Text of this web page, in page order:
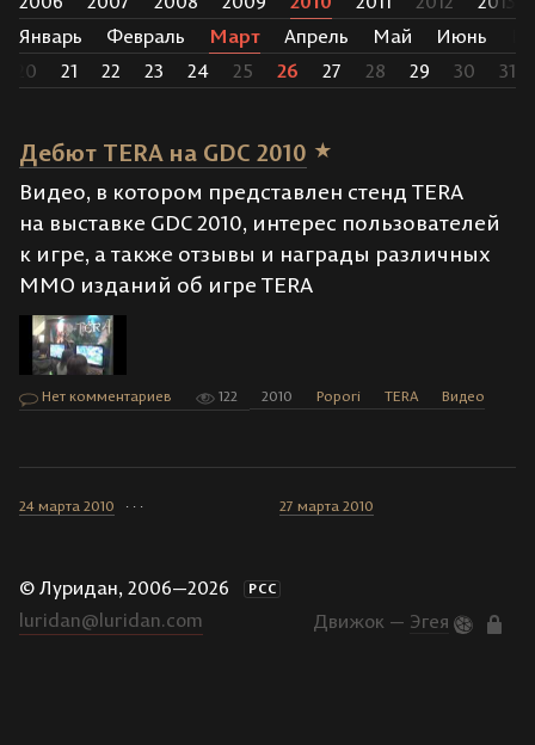
Январь
Февраль Март Апрель Май Июнь
20
21 22 23 24 25 26 27 28 29 30 31
Дебют TERA на GDC 2010
Видео, в котором представлен стенд TERA
на выставке GDC 2010, интерес пользователей
к игре, а также отзывы и награды различных
ММО изданий об игре TERA
Нет комментариев 122 2010 Popori TERA Видео
24 марта 2010 · · · 27 марта 2010
© Луридан, 2006—2026 РСС
luridan@luridan.com Движок — Эгея